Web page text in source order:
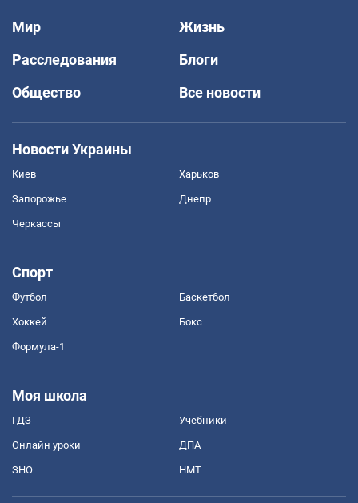
Мир
Жизнь
Расследования
Блоги
Общество
Все новости
Новости Украины
Киев Харьков
Запорожье Днепр
Черкассы
Спорт
Футбол Баскетбол
Хоккей Бокс
Формула-1
Моя школа
ГДЗ Учебники
Онлайн уроки ДПА
ЗНО НМТ